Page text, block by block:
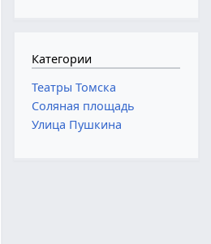
Категории
Театры Томска
Соляная площадь
Улица Пушкина